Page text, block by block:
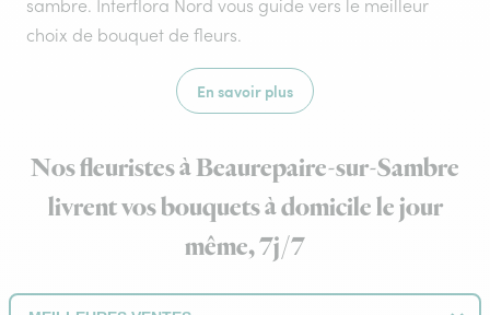
sambre. Interflora Nord vous guide vers le meilleur
choix de bouquet de fleurs.
En savoir plus
Nos fleuristes à Beaurepaire-sur-Sambre
livrent vos bouquets à domicile le jour
même, 7j/7